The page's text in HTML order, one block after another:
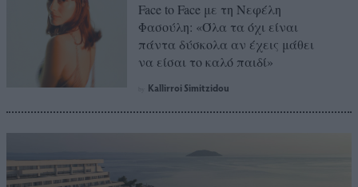
Face to Face με τη Νεφέλη
Φασούλη: «Όλα τα όχι είναι
πάντα δύσκολα αν έχεις μάθει
να είσαι το καλό παιδί»
Kallirroi Simitzidou